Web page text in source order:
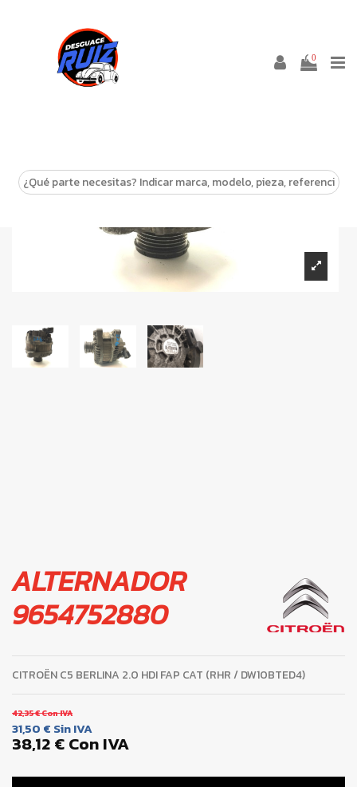
0
ALTERNADOR
9654752880
CITROËN C5 BERLINA 2.0 HDI FAP CAT (RHR / DW10BTED4)
42,35 €Con IVA
31,50 € Sin IVA
38,12 €Con IVA